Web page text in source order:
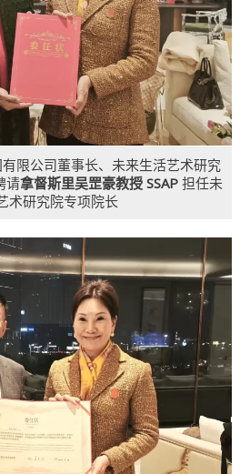
限公司董事长、未来生活艺术研究
请拿督斯里吴罡豪教授 SSAP 担任未
术研究院专项院长